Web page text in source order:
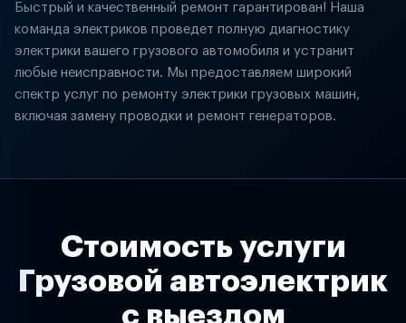
Быстрый и качественный ремонт гарантирован! Наша
команда электриков проведет полную диагностику
электрики вашего грузового автомобиля и устранит
любые неисправности. Мы предоставляем широкий
спектр услуг по ремонту электрики грузовых машин,
включая замену проводки и ремонт генераторов.
Стоимость услуги
Грузовой автоэлектрик
с выездом